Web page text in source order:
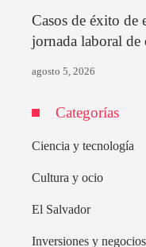
Casos de éxito de
jornada laboral de
agosto 5, 2026
Categorías
Ciencia y tecnología
Cultura y ocio
El Salvador
Inversiones y negocios